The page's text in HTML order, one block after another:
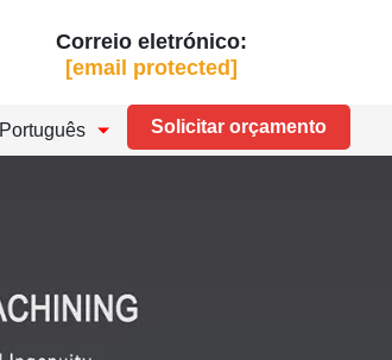
Correio eletrónico:
[email protected]
Português Solicitar orçamento